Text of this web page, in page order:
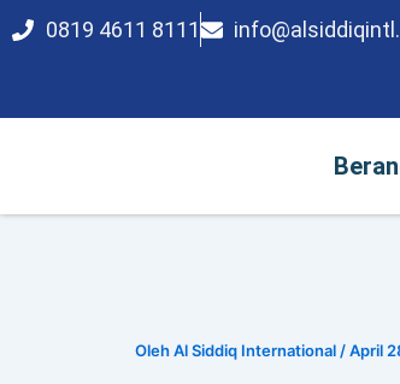
Lewati
ke
0819 4611 8111
OlehAl Siddiq International /April